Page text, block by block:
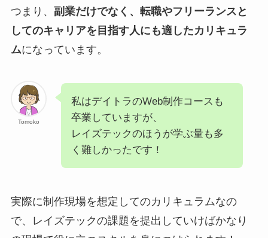
つまり、 副業だけでなく、転職やフリーランスと
してのキャリアを目指す人にも適したカリキュラ
ムになっています。
Tomoko
私はデイトラのWeb制作コースも
卒業していますが、
レイズテックのほうが学ぶ量も多
く難しかったです！
実際に制作現場を想定してのカリキュラムなの
で、レイズテックの課題を提出していけばかなり